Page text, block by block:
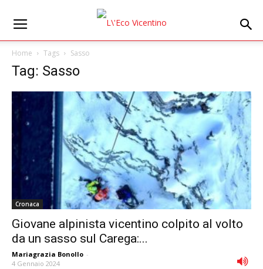
Home Tags Sasso
Tag: Sasso
Cronaca
Giovane alpinista vicentino colpito al volto
da un sasso sul Carega:...
Mariagrazia Bonollo -
4 Gennaio 2024